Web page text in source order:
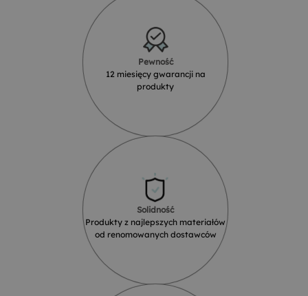
Pewność
12 miesięcy gwarancji na
produkty
Solidność
Produkty z najlepszych materiałów
od renomowanych dostawców